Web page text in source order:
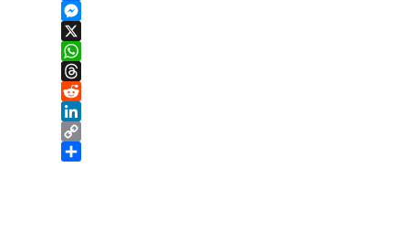
Facebook
Messenger
X
WhatsApp
Threads
Reddit
LinkedIn
Copy